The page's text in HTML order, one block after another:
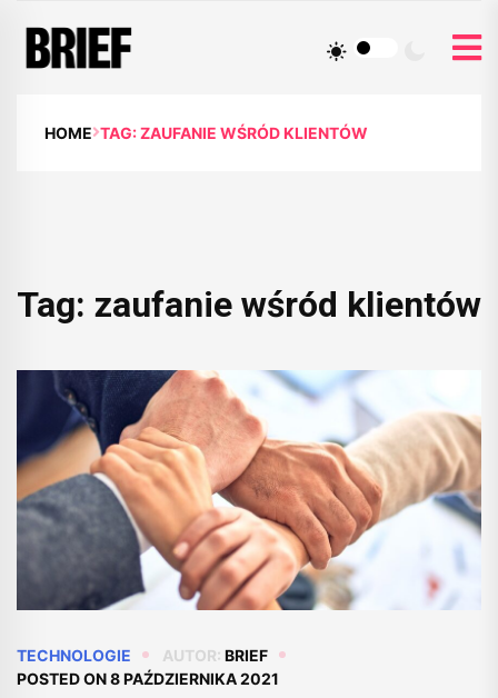
HOME TAG: ZAUFANIE WŚRÓD KLIENTÓW
Tag: zaufanie wśród klientów
TECHNOLOGIE AUTOR: BRIEF
POSTED ON8 PAŹDZIERNIKA 2021